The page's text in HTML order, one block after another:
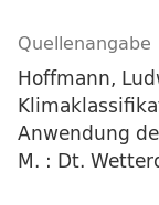
Quellenangabe
Hoffmann,
Anwendung
M. : Dt.